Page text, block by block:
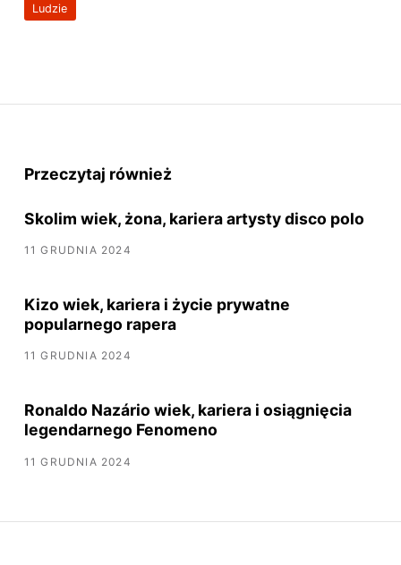
Ludzie
Przeczytaj również
Skolim wiek, żona, kariera artysty disco polo
11 GRUDNIA 2024
Kizo wiek, kariera i życie prywatne
popularnego rapera
11 GRUDNIA 2024
Ronaldo Nazário wiek, kariera i osiągnięcia
legendarnego Fenomeno
11 GRUDNIA 2024